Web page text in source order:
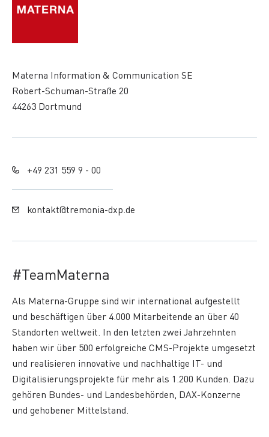
Materna Information & Communication SE
Robert-Schuman-Straße 20
44263 Dortmund
+49 231 559 9 - 00
kontakt@tremonia-dxp.de
#TeamMaterna
Als Materna-Gruppe sind wir international aufgestellt
und beschäftigen über 4.000 Mitarbeitende an über 40
Standorten weltweit. In den letzten zwei Jahrzehnten
haben wir über 500 erfolgreiche CMS-Projekte umgesetzt
und realisieren innovative und nachhaltige IT- und
Digitalisierungsprojekte für mehr als 1.200 Kunden. Dazu
gehören Bundes- und Landesbehörden, DAX-Konzerne
und gehobener Mittelstand.